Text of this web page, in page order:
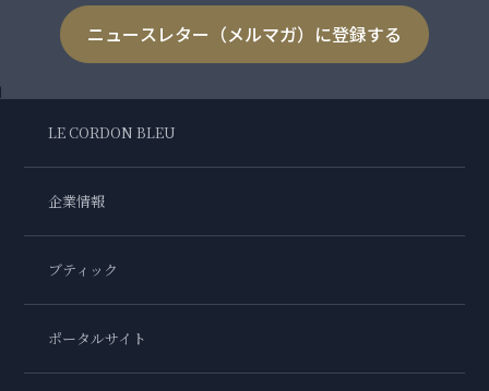
ニュースレター（メルマガ）に登録する
LE CORDON BLEU
企業情報
ブティック
ポータルサイト